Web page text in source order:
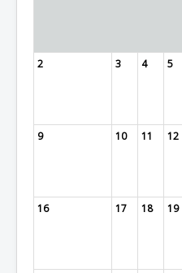
2 3 4 5
9 10 11 12
16 17 18 19